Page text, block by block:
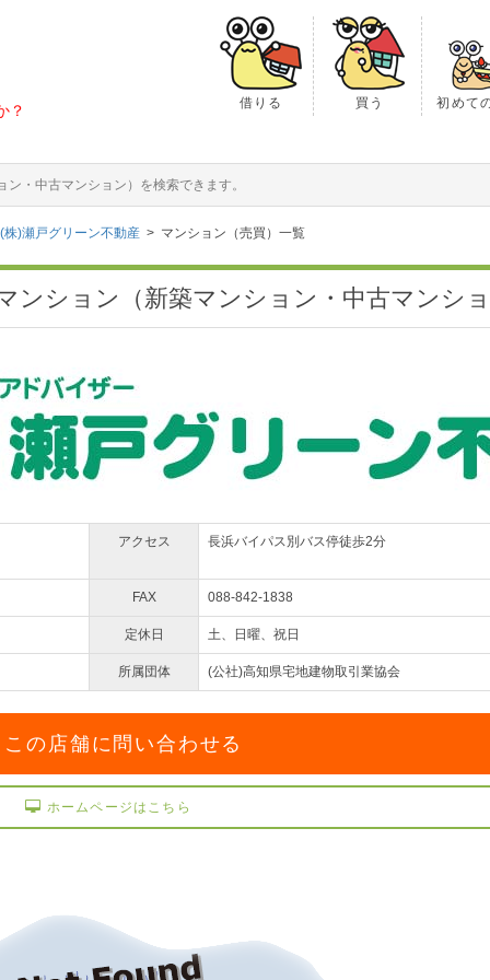
？ 借りる 買う 初めて
・中古マンション）を検索できます。
(株)瀬戸グリーン不動産 マンション（売買）一覧
ンション（新築マンション・中古マンシ
アクセス 長浜バイパス別バス停徒歩2分
FAX 088-842-1838
定休日 土、日曜、祝日
所属団体 (公社)高知県宅地建物取引業協会
この店舗に問い合わせる
ホームページはこちら